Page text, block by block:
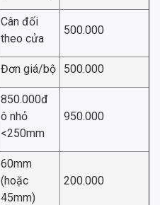
Cân đối
theo cửa
500.000
Đơn giá/bộ 500.000
850.000đ
ô nhỏ
<250mm
950.000
60mm
(hoặc
45mm)
200.000